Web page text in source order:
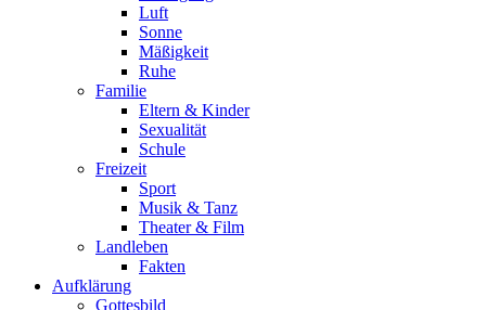
Luft
Sonne
Mäßigkeit
Ruhe
Familie
Eltern & Kinder
Sexualität
Schule
Freizeit
Sport
Musik & Tanz
Theater & Film
Landleben
Fakten
Aufklärung
Gottesbild